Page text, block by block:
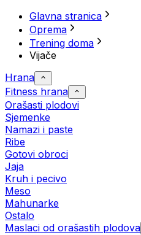
Glavna stranica
Oprema
Trening doma
Vijače
Hrana
Fitness hrana
Orašasti plodovi
Sjemenke
Namazi i paste
Ribe
Gotovi obroci
Jaja
Kruh i pecivo
Meso
Mahunarke
Ostalo
Maslaci od orašastih plodova